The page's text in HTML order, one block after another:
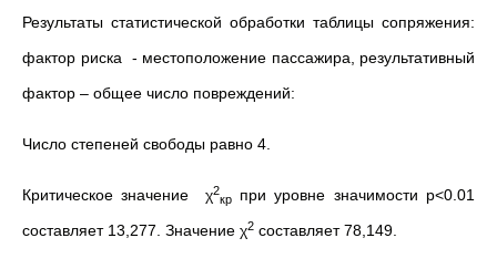
Результаты статистической обработки таблицы сопряжения:
фактор риска - местоположение пассажира, результативный
фактор – общее число повреждений:
Число степеней свободы равно 4.
Критическое значение χ2
крпри уровне значимости p<0.01
составляет 13,277. Значение χ2 составляет 78,149.